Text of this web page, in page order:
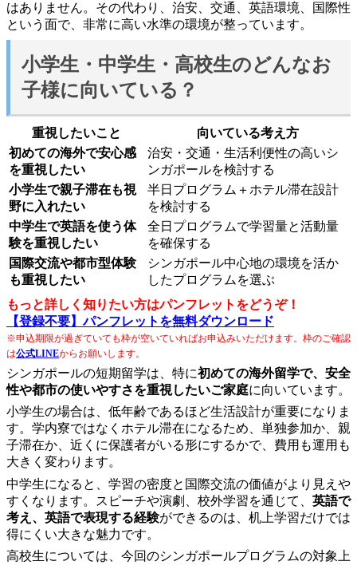
はありません。その代わり、治安、交通、英語環境、国際性
という面で、非常に高い水準の環境が整っています。
小学生・中学生・高校生のどんなお
子様に向いている？
重視したいこと
向いている考え方
初めての海外で安心感
を重視したい
治安・交通・生活利便性の高いシ
ンガポールを検討する
小学生で親子滞在も視
野に入れたい
半日プログラム＋ホテル滞在設計
を検討する
中学生で英語を使う体
験を重視したい
全日プログラムで学習量と活動量
を確保する
国際交流や都市型体験
も重視したい
シンガポール中心地の環境を活か
したプログラムを選ぶ
もっと詳しく知りたい方はパンフレットをどうぞ！
【登録不要】パンフレットを無料ダウンロード
※申込期限が過ぎていても枠が空いていればお申込みいただけます。枠のご確認
は公式LINEからお願いします。
シンガポールの短期留学は、特に初めての海外留学で、安全
性や都市の使いやすさを重視したいご家庭に向いています。
小学生の場合は、低年齢であるほど生活設計が重要になりま
す。学内寮ではなくホテル滞在になるため、単独参加か、親
子滞在か、近くに保護者がいる形にするかで、費用も運用も
大きく変わります。
中学生になると、学習の密度と国際交流の価値がより見えや
すくなります。スピーチや演劇、校外学習を通じて、 英語で
考え、英語で表現する経験ができるのは、机上学習だけでは
得にくい大きな魅力です。
高校生については、今回のシンガポールプログラムの対象上